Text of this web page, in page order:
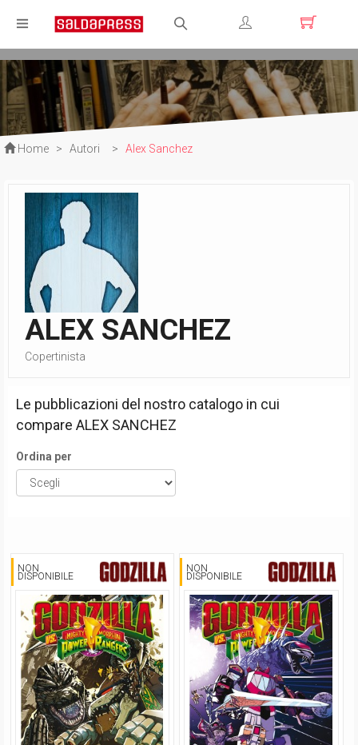
Registrati
Login
Home > Autori > Alex Sanchez
ALEX SANCHEZ
Copertinista
Le pubblicazioni del nostro catalogo in cui
compare ALEX SANCHEZ
Ordina per
NON
DISPONIBILE
NON
DISPONIBILE